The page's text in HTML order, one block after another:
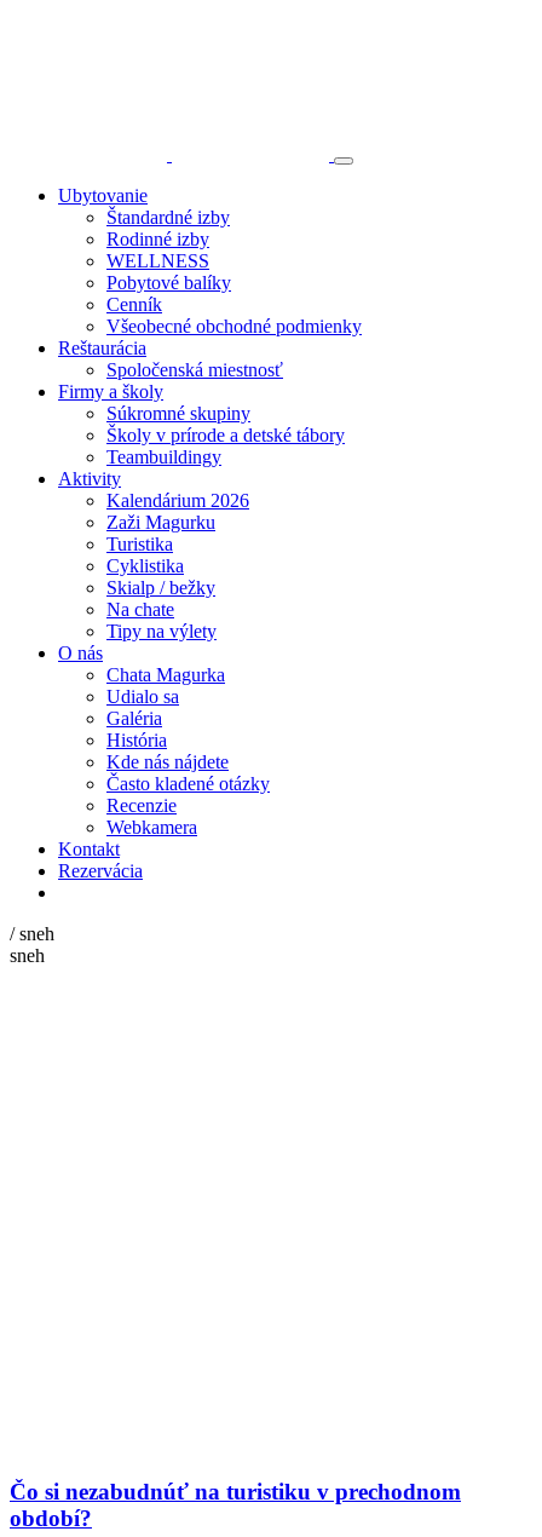
Ubytovanie
Štandardné izby
Rodinné izby
WELLNESS
Pobytové balíky
Cenník
Všeobecné obchodné podmienky
Reštaurácia
Spoločenská miestnosť
Firmy a školy
Súkromné skupiny
Školy v prírode a detské tábory
Teambuildingy
Aktivity
Kalendárium 2026
Zaži Magurku
Turistika
Cyklistika
Skialp / bežky
Na chate
Tipy na výlety
O nás
Chata Magurka
Udialo sa
Galéria
História
Kde nás nájdete
Často kladené otázky
Recenzie
Webkamera
Kontakt
Rezervácia
/sneh
sneh
Čo si nezabudnúť na turistiku v prechodnom
období?